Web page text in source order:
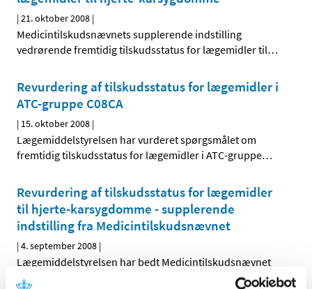
|21. oktober 2008 |
Medicintilskudsnævnets supplerende indstilling
vedrørende fremtidig tilskudsstatus for lægemidler til…
Revurdering af tilskudsstatus for lægemidler i
ATC-gruppe C08CA
| 15. oktober 2008 |
Lægemiddelstyrelsen har vurderet spørgsmålet om
fremtidig tilskudsstatus for lægemidler i ATC-gruppe…
Revurdering af tilskudsstatus for lægemidler
til hjerte-karsygdomme - supplerende
indstilling fra Medicintilskudsnævnet
|4. september 2008 |
Lægemiddelstyrelsen har bedt Medicintilskudsnævnet
om at revurdere tilskudsstatus for lægemidler, der er…